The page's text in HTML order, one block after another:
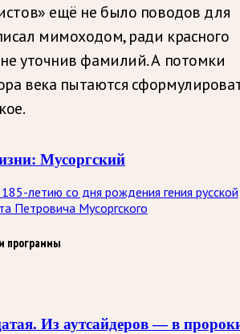
ещё не было поводов для
мимоходом, ради красного
уточнив фамилий. А потомки
века пытаются
Мусоргский
летию со дня рождения гения русской
Петровича Мусоргского
программы
Из аутсайдеров — в